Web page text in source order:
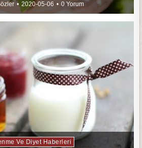
2020-05-06 0 Yorum
Ve Diyet Haberleri